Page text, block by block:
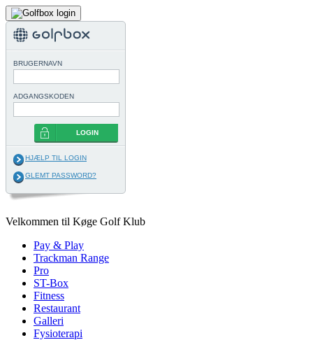
BRUGERNAVN
ADGANGSKODEN
LOGIN
HJÆLP TIL LOGIN
GLEMT PASSWORD?
Velkommen til Køge Golf Klub
Pay & Play
Trackman Range
Pro
ST-Box
Fitness
Restaurant
Galleri
Fysioterapi